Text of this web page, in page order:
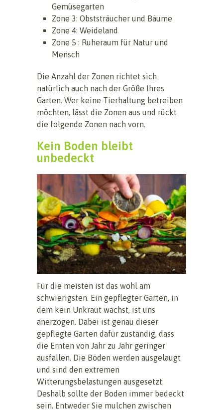
Gemüsegarten
Zone 3: Obststräucher und Bäume
Zone 4: Weideland
Zone 5 : Ruheraum für Natur und
Mensch
Die Anzahl der Zonen richtet sich
natürlich auch nach der Größe Ihres
Garten. Wer keine Tierhaltung betreiben
möchten, lässt die Zonen aus und rückt
die folgende Zonen nach vorn.
Kein Boden bleibt
unbedeckt
Für die meisten ist das wohl am
schwierigsten. Ein gepflegter Garten, in
dem kein Unkraut wächst, ist uns
anerzogen. Dabei ist genau dieser
gepflegte Garten dafür zuständig, dass
die Ernten von Jahr zu Jahr geringer
ausfallen. Die Böden werden ausgelaugt
und sind den extremen
Witterungsbelastungen ausgesetzt.
Deshalb sollte der Boden immer bedeckt
sein. Entweder Sie mulchen zwischen